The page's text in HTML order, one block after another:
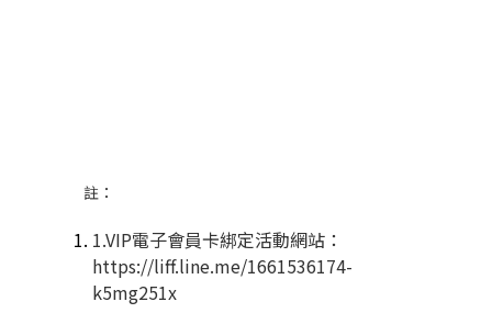
註：
1.VIP電子會員卡綁定活動網站：
https://liff.line.me/1661536174-
k5mg251x